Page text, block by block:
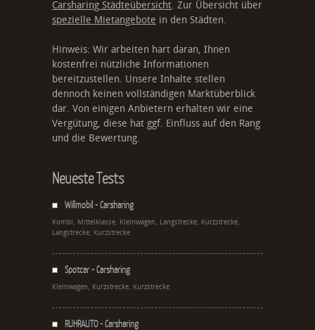
Carsharing Städteübersicht. Zur Übersicht über
spezielle Mietangebote in den Städten.
Hinweis: Wir arbeiten hart daran, Ihnen
kostenfrei nützliche Informationen
bereitzustellen. Unsere Inhalte stellen
dennoch keinen vollständigen Marktüberblick
dar. Von einigen Anbietern erhalten wir eine
Vergütung, diese hat ggf. Einfluss auf den Rang
und die Bewertung.
Neueste Tests
Willmobil - Carsharing
Kombi, Mittelklasse, Kleinwagen, Langstrecke, Kurzstrecke,
Langstrecke, Kurzstrecke
Spotcar - Carsharing
Kleinwagen, Kurzstrecke, Kurzstrecke
RUHRAUTO - Carsharing